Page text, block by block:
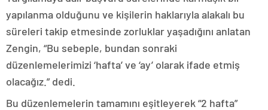
yapılanma olduğunu ve kişilerin haklarıyla alakalı bu
süreleri takip etmesinde zorluklar yaşadığını anlatan
Zengin, “Bu sebeple, bundan sonraki
düzenlemelerimizi ‘hafta’ ve ‘ay’ olarak ifade etmiş
olacağız.” dedi.
Bu düzenlemelerin tamamını eşitleyerek “2 hafta”